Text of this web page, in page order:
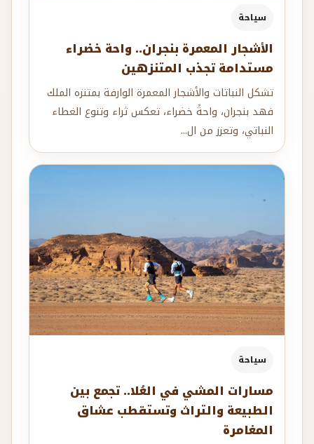
سياحة
الأشجار المعمرة بنجران.. واحة خضراء
مستدامة تجذب المتنزهين
تشكل النباتات والأشجار المعمرة الوارفة بمتنزه الملك
فهد بنجران، واحةً خضراء، تعكس ثراء وتنوع الغطاء
النباتي، وتعزز من ال...
سياحة
مسارات المشي في العُلا.. تجمع بين
الطبيعة والتراث وتستقطب عشاق
المغامرة